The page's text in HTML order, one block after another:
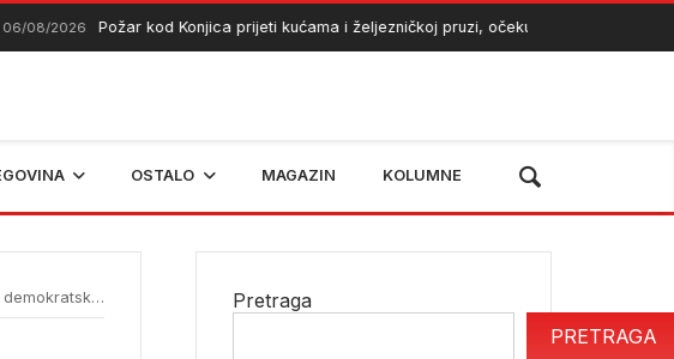
2026 Požar kod Konjica prijeti kućama i željezničkoj pruzi, očekuje se angažman
OSTALO MAGAZIN KOLUMNE
državu
Pretraga
PRETRAGA